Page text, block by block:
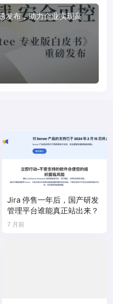
发布，助力企业实现高
Jira 停售一年后，国产研发
管理平台谁能真正站出来？
7 月前